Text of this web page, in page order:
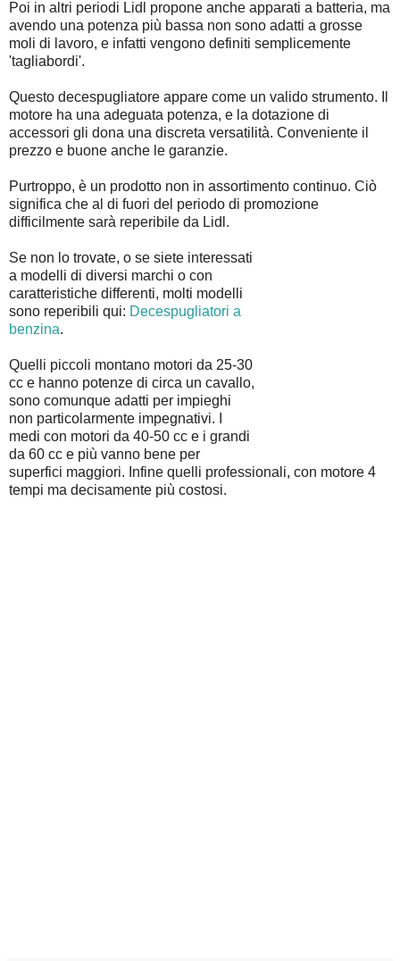
Poi in altri periodi Lidl propone anche apparati a batteria, ma
avendo una potenza più bassa non sono adatti a grosse
moli di lavoro, e infatti vengono definiti semplicemente
'tagliabordi'.
Questo decespugliatore appare come un valido strumento. Il
motore ha una adeguata potenza, e la dotazione di
accessori gli dona una discreta versatilità. Conveniente il
prezzo e buone anche le garanzie.
Purtroppo, è un prodotto non in assortimento continuo. Ciò
significa che al di fuori del periodo di promozione
difficilmente sarà reperibile da Lidl.
Se non lo trovate, o se siete interessati
a modelli di diversi marchi o con
caratteristiche differenti, molti modelli
sono reperibili qui: Decespugliatori a
benzina.
Quelli piccoli montano motori da 25-30
cc e hanno potenze di circa un cavallo,
sono comunque adatti per impieghi
non particolarmente impegnativi. I
medi con motori da 40-50 cc e i grandi
da 60 cc e più vanno bene per
superfici maggiori. Infine quelli professionali, con motore 4
tempi ma decisamente più costosi.